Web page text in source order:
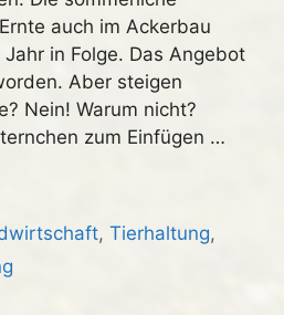
auch im Ackerbau
in Folge. Das Angebot
Aber steigen
Nein! Warum nicht?
zum Einfügen …
,Tierhaltung,